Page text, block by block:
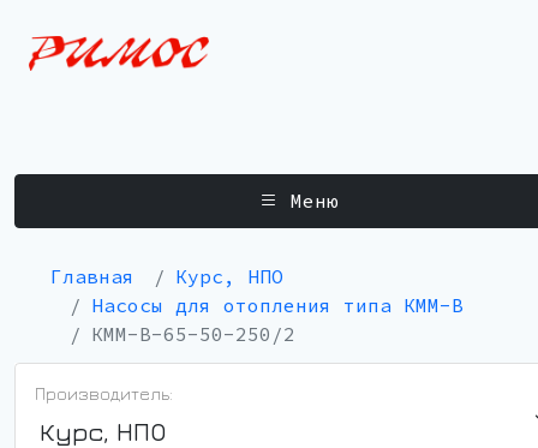
Меню
Главная
Курс, НПО
Насосы для отопления типа КММ-В
КММ-В-65-50-250/2
Производитель:
Курс, НПО